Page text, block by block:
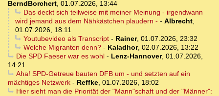
BerndBorchert, 01.07.2026, 13:44
Das deckt sich teilweise mit meiner Meinung - irgendwann
wird jemand aus dem Nähkästchen plaudern - - Albrecht,
01.07.2026, 18:11
Youtubevideo als Transcript- Rainer, 01.07.2026, 23:32
Welche Migranten denn?- Kaladhor, 02.07.2026, 13:22
Die SPD Faeser war es wohl- Lenz-Hannover, 01.07.2026,
14:21
Aha! SPD-Getreue bauten DFB um - und setzten auf ein
mächtiges Netzwerk - Reffke, 01.07.2026, 18:02
Hier sieht man die Priorität der "Mann"schaft und der "Männer":